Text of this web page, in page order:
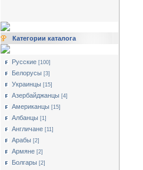
Категории каталога
Русские [100]
Белорусы [3]
Украинцы [15]
Азербайджанцы [4]
Американцы [15]
Албанцы [1]
Англичане [11]
Арабы [2]
Армяне [2]
Болгары [2]